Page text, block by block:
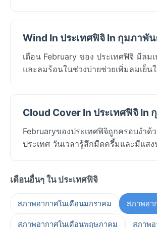
Wind In ประเทศฟิจิ In กุมภาพั
เดือน February ของ ประเทศฟิจิ มีล
และลมร้อนในช่วงบ่ายช่วยเพิ่มลมเย็
Cloud Cover In ประเทศฟิจิ In
Februaryของประเทศฟิจิถูกครอบงำ
ประเทศ วันเวลารู้สึกมืดครึ้มและมีแส
เดือนอื่นๆ ใน ประเทศฟิจิ
สภาพอากาศในเดือนมกราคม สภาพอา
สภาพอากาศในเดือนพฤษภาคม สภาพ